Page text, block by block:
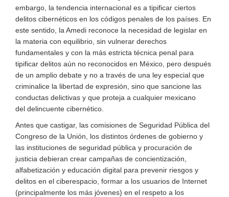
embargo, la tendencia internacional es a tipificar ciertos
delitos cibernéticos en los códigos penales de los países. En
este sentido, la Amedi reconoce la necesidad de legislar en
la materia con equilibrio, sin vulnerar derechos
fundamentales y con la más estricta técnica penal para
tipificar delitos aún no reconocidos en México , pero después
de un amplio debate y no a través de una ley especial que
criminalice la libertad de expresión , sino que sancione las
conductas delictivas y que proteja a cualquier mexicano
del delincuente cibernético
Antes que castigar, las comisiones de Seguridad Pública del
Congreso de la Unión, los distintos órdenes de gobierno y
las instituciones de seguridad pública y procuración de
justicia debieran crear campañas de concientización,
alfabetización y educación digital para prevenir riesgos y
delitos en el ciberespacio, formar a los usuarios de Internet
(principalmente los más jóvenes) en el respeto a los